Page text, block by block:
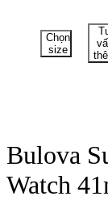
Chọn
size
Bulova
Watch